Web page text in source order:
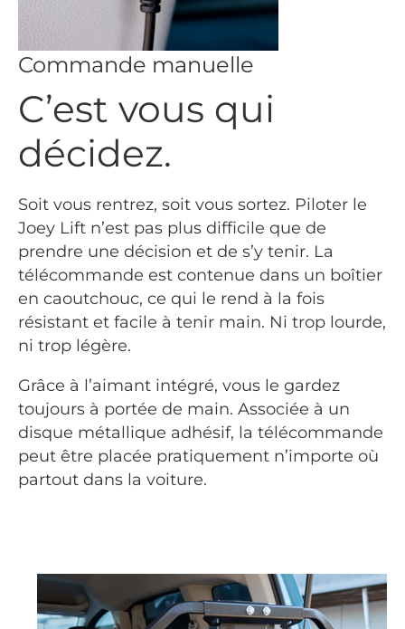
Commande manuelle
C’est vous qui
décidez.
Soit vous rentrez, soit vous sortez. Piloter le
Joey Lift n’est pas plus difficile que de
prendre une décision et de s’y tenir. La
télécommande est contenue dans un boîtier
en caoutchouc, ce qui le rend à la fois
résistant et facile à tenir main. Ni trop lourde,
ni trop légère.
Grâce à l’aimant intégré, vous le gardez
toujours à portée de main. Associée à un
disque métallique adhésif, la télécommande
peut être placée pratiquement n’importe où
partout dans la voiture.